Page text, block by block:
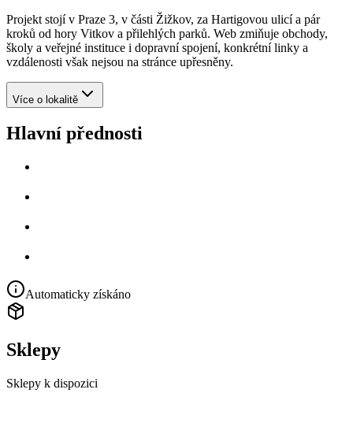
Projekt stojí v Praze 3, v části Žižkov, za Hartigovou ulicí a pár
kroků od hory Vitkov a přilehlých parků. Web zmiňuje obchody,
školy a veřejné instituce i dopravní spojení, konkrétní linky a
vzdálenosti však nejsou na stránce upřesněny.
Více o lokalitě
Hlavní přednosti
Automaticky získáno
Sklepy
Sklepy k dispozici